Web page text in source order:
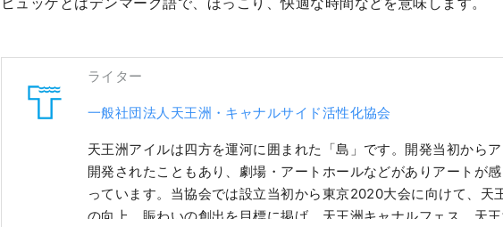
ライター
一般社団法人天王洲・キャナルサイド活性化協会
天王洲アイルは四方を運河に囲まれた「島」です。開発当初から
開発されたこともあり、劇場・アートホールなどがありアートが
っています。当協会では設立当初から東京2020大会に向けて、天
の向上、賑わいの創出を目標に掲げ、天王洲キャナルフェス、天